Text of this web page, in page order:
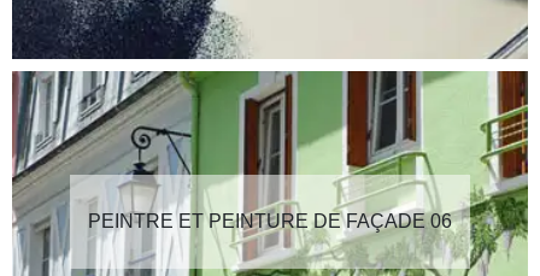
PEINTRE ET PEINTURE DE FAÇADE 06